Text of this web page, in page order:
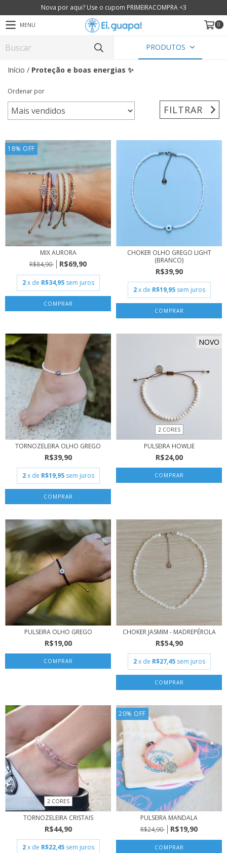
Nova por aqui? Use o cupom PRIMEIRACOMPRA <3
MENU 0
PRODUTOS
Início / Proteção e boas energias ✨
Ordenar por
FILTRAR
18% OFF
MIX AURORA
R$84,90
R$69,90
2 x de R$34,95 sem juros
CHOKER OLHO GREGO LIGHT
(BRANCO)
R$39,90
2 x de R$19,95 sem juros
TORNOZELEIRA OLHO GREGO
R$39,90
2 x de R$19,95 sem juros
NOVO
2 CORES
PULSEIRA HOWLIE
R$24,00
COMPRAR
PULSEIRA OLHO GREGO
R$19,00
CHOKER JASMIM - MADREPÉROLA
R$54,90
2 x de R$27,45 sem juros
2 CORES
TORNOZELEIRA CRISTAIS
R$44,90
2 x de R$22,45 sem juros
20% OFF
PULSEIRA MANDALA
R$24,90
R$19,90